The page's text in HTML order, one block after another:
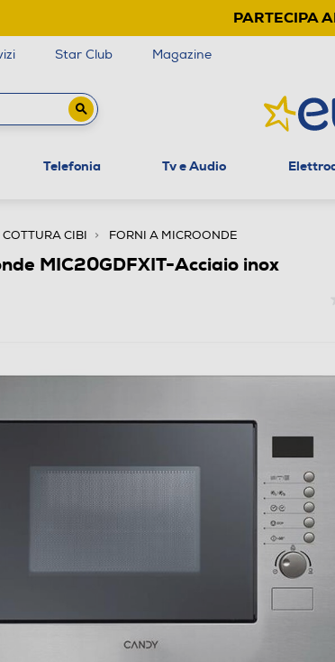
PARTECIPA
Star Club Magazine
Telefonia Tv e Audio
CIBI FORNI A MICROONDE
MIC20GDFXIT-Acciaio inox